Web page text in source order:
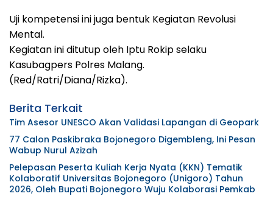
Uji kompetensi ini juga bentuk Kegiatan Revolusi
Mental.
Kegiatan ini ditutup oleh Iptu Rokip selaku
Kasubagpers Polres Malang.
(Red/Ratri/Diana/Rizka).
Berita Terkait
Tim Asesor UNESCO Akan Validasi Lapangan di Geopark
77 Calon Paskibraka Bojonegoro Digembleng, Ini Pesan
Wabup Nurul Azizah
Pelepasan Peserta Kuliah Kerja Nyata (KKN) Tematik
Kolaboratif Universitas Bojonegoro (Unigoro) Tahun
2026, Oleh Bupati Bojonegoro Wuju Kolaborasi Pemkab